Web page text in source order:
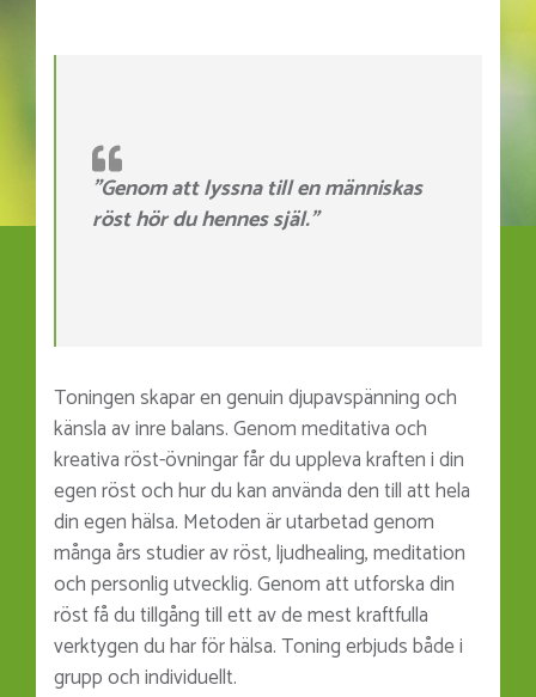
”Genom att lyssna till en människas
röst hör du hennes själ.”
Toningen skapar en genuin djupavspänning och
känsla av inre balans. Genom meditativa och
kreativa röst-övningar får du uppleva kraften i din
egen röst och hur du kan använda den till att hela
din egen hälsa. Metoden är utarbetad genom
många års studier av röst, ljudhealing, meditation
och personlig utvecklig. Genom att utforska din
röst få du tillgång till ett av de mest kraftfulla
verktygen du har för hälsa. Toning erbjuds både i
grupp och individuellt.